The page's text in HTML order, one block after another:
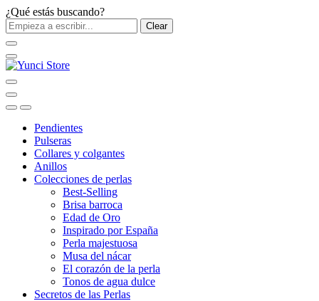
¿Qué estás buscando?
Clear
Pendientes
Pulseras
Collares y colgantes
Anillos
Colecciones de perlas
Best-Selling
Brisa barroca
Edad de Oro
Inspirado por España
Perla majestuosa
Musa del nácar
El corazón de la perla
Tonos de agua dulce
Secretos de las Perlas